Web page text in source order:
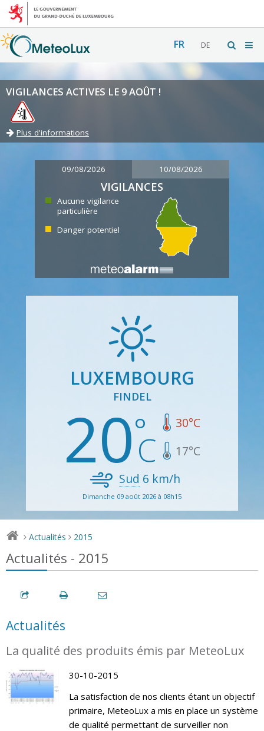
FR DE
VIGILANCES ACTIVES LE 9 AOÛT !
Plus d'informations
09/08/2026 10/08/2026
VIGILANCES
Aucune vigilance
particulière
Danger potentiel
LUXEMBOURG
FINDEL
20 30°C
17°C
Sud 6 km/h
Dimanche 09 août 2026 à 08h15
> Actualités > 2015
Actualités - 2015
Actualités
La qualité des produits émis par MeteoLux
30-10-2015
La satisfaction de nos clients étant un objectif
primaire, MeteoLux a mis en place un système
de qualité permettant de surveiller non